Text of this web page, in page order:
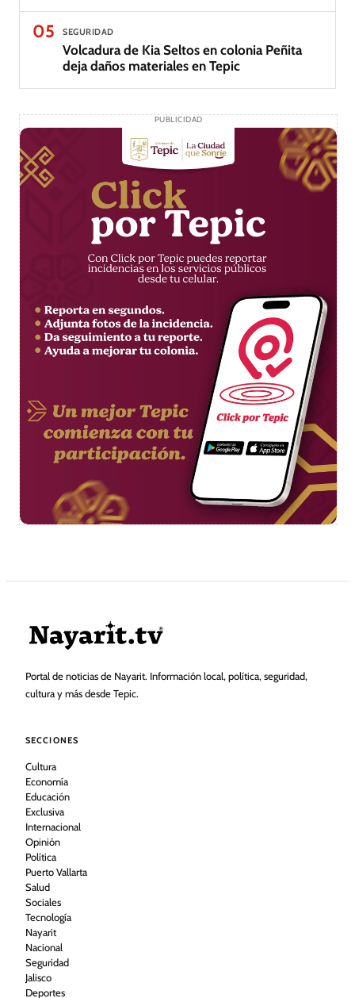
05 SEGURIDAD
Volcadura de Kia Seltos en colonia Peñita
deja daños materiales en Tepic
PUBLICIDAD
Portal de noticias de Nayarit. Información local, política, seguridad,
cultura y más desde Tepic.
SECCIONES
Cultura
Economía
Educación
Exclusiva
Internacional
Opinión
Política
Puerto Vallarta
Salud
Sociales
Tecnología
Nayarit
Nacional
Seguridad
Jalisco
Deportes